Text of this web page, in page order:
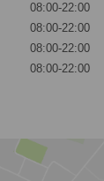
08:00-22:00
08:00-22:00
08:00-22:00
08:00-22:00